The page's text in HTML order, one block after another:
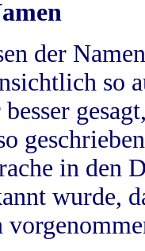
der
so
in
wurde,